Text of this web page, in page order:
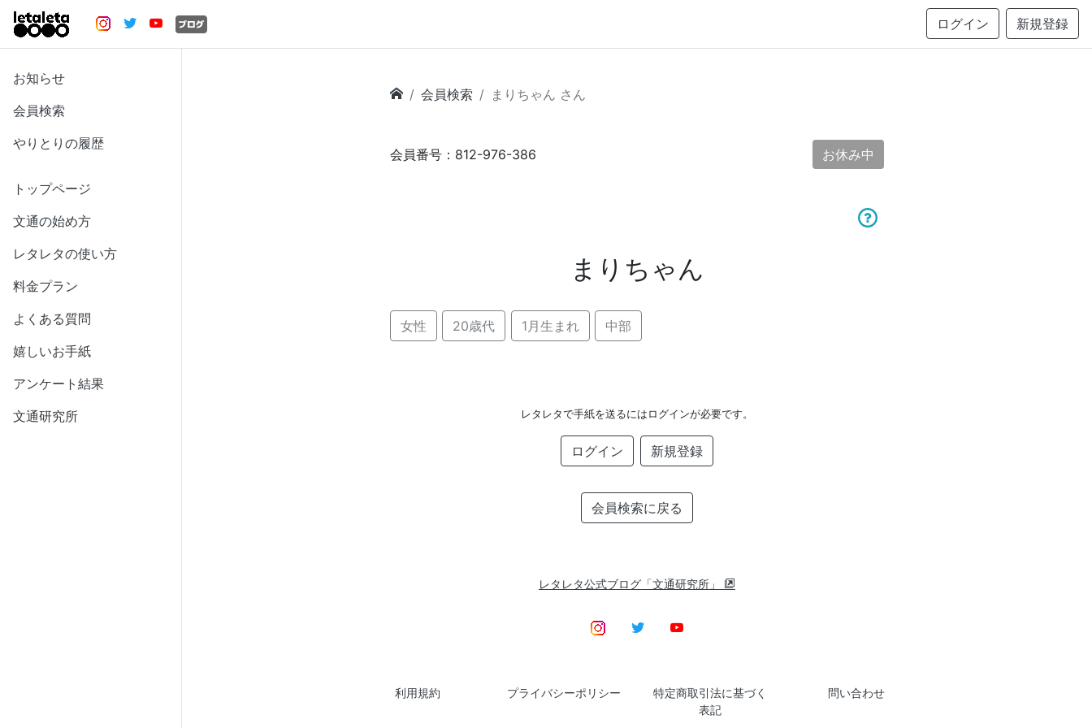
ログイン 新規登録
お知らせ
会員検索
やりとりの履歴
トップページ
文通の始め方
レタレタの使い方
料金プラン
よくある質問
嬉しいお手紙
アンケート結果
文通研究所
会員検索 まりちゃん さん
会員番号：812-976-386 お休み中
まりちゃん
女性 20歳代 1月生まれ 中部
レタレタで手紙を送るにはログインが必要です。
ログイン 新規登録
会員検索に戻る
レタレタ公式ブログ「文通研究所」
利用規約 プライバシーポリシー
特定商取引法に基づく
表記
問い合わせ